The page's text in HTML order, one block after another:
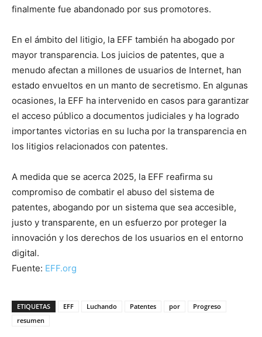
finalmente fue abandonado por sus promotores.
En el ámbito del litigio, la EFF también ha abogado por
mayor transparencia. Los juicios de patentes, que a
menudo afectan a millones de usuarios de Internet, han
estado envueltos en un manto de secretismo. En algunas
ocasiones, la EFF ha intervenido en casos para garantizar
el acceso público a documentos judiciales y ha logrado
importantes victorias en su lucha por la transparencia en
los litigios relacionados con patentes.
A medida que se acerca 2025, la EFF reafirma su
compromiso de combatir el abuso del sistema de
patentes, abogando por un sistema que sea accesible,
justo y transparente, en un esfuerzo por proteger la
innovación y los derechos de los usuarios en el entorno
digital.
Fuente: EFF.org
ETIQUETAS EFF Luchando Patentes por
Progreso
resumen